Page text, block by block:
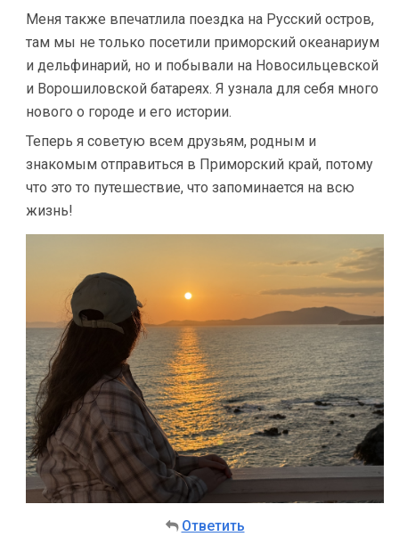
Меня также впечатлила поездка на Русский остров,
там мы не только посетили приморский океанариум
и дельфинарий, но и побывали на Новосильцевской
и Ворошиловской батареях. Я узнала для себя много
нового о городе и его истории.
Теперь я советую всем друзьям, родным и
знакомым отправиться в Приморский край, потому
что это то путешествие, что запоминается на всю
жизнь!
Ответить